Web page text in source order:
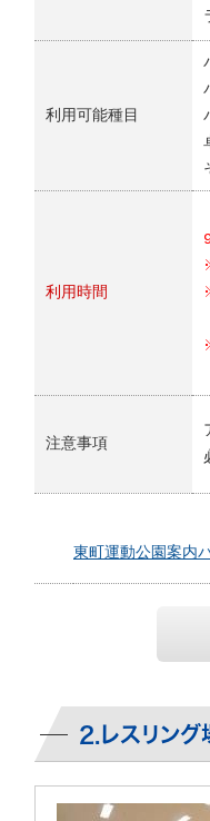
利用可能種目
利用時間
注意事項
東町運動公園案内
2.レスリング